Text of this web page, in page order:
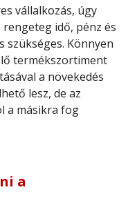
vállalkozás, úgy
idő, pénz és
Könnyen
termékszortiment
a növekedés
lesz, de az
a másikra fog
a